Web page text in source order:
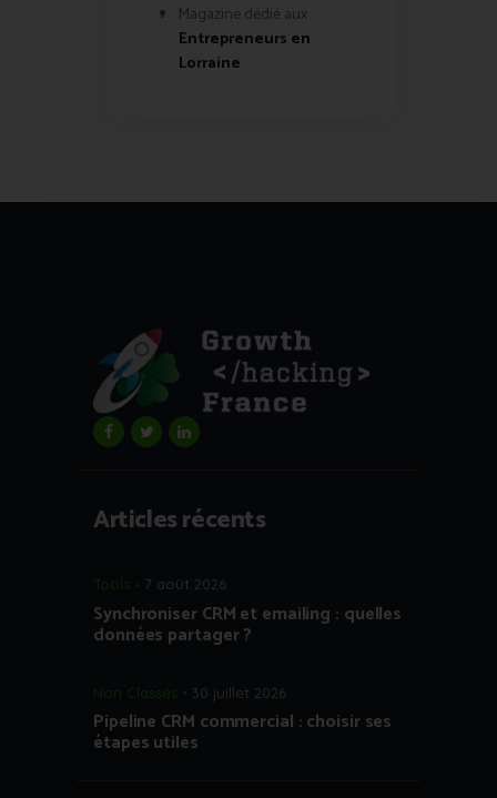
Magazine dédié aux
Entrepreneurs en
Lorraine
Articles récents
Tools 7 août 2026
Synchroniser CRM et emailing : quelles
données partager ?
Non Classés 30 juillet 2026
Pipeline CRM commercial : choisir ses
étapes utiles